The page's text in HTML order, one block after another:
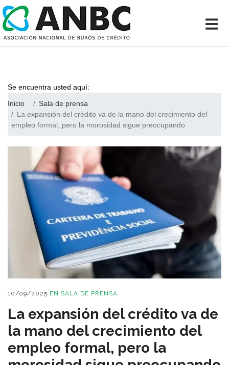
Se encuentra usted aquí:
Inicio
Sala de prensa
La expansión del crédito va de la mano del crecimiento del
empleo formal, pero la morosidad sigue preocupando
10/09/2025 EN SALA DE PRENSA
La expansión del crédito va de
la mano del crecimiento del
empleo formal, pero la